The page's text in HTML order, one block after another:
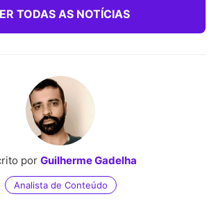
TODAS AS NOTÍCIAS
por Guilherme Gadelha
Analista de Conteúdo